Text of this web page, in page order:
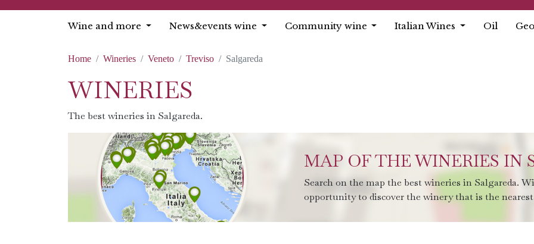
Wine and more News&events wine Community wine Italian Wines Oil
Home Wineries Veneto Treviso Salgareda
WINERIES
The best wineries in Salgareda.
MAP OF THE WINERIES IN
Search on the map the best wineries in Salgareda.
opportunity to discover the winery that is the